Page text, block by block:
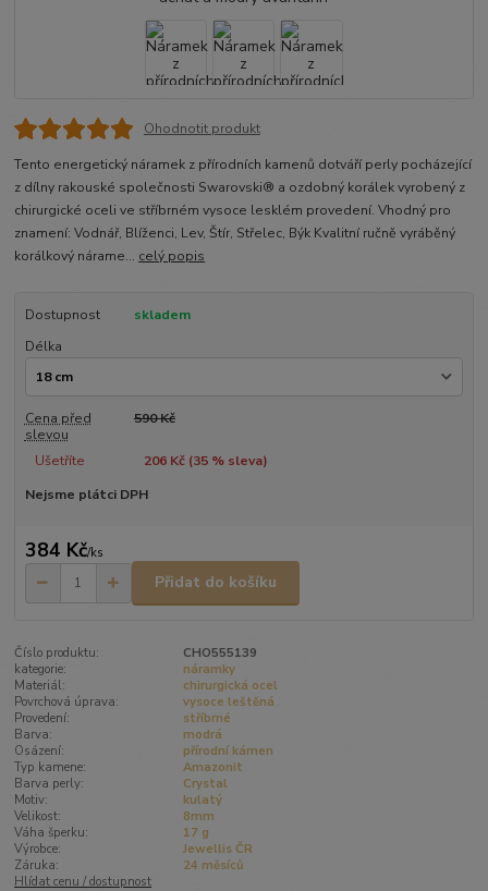
Ohodnotit produkt
Tento energetický náramek z přírodních kamenů dotváří perly pocházející
z dílny rakouské společnosti Swarovski® a ozdobný korálek vyrobený z
chirurgické oceli ve stříbrném vysoce lesklém provedení. Vhodný pro
znamení: Vodnář, Blíženci, Lev, Štír, Střelec, Býk Kvalitní ručně vyráběný
korálkový nárame... celý popis
Dostupnost
skladem
Délka
Cena před
slevou
590 Kč
Ušetříte 206 Kč (35% sleva)
Nejsme plátci DPH
384 Kč/ks
Přidat do košíku
Číslo produktu:
CHO555139
kategorie:
náramky
Materiál:
chirurgická ocel
Povrchová úprava:
vysoce leštěná
Provedení:
stříbrné
Barva:
modrá
Osázení:
přírodní kámen
Typ kamene:
Amazonit
Barva perly:
Crystal
Motiv:
kulatý
Velikost:
8mm
Váha šperku:
17 g
Výrobce:
Jewellis ČR
Záruka:
24 měsíců
Hlídat cenu / dostupnost